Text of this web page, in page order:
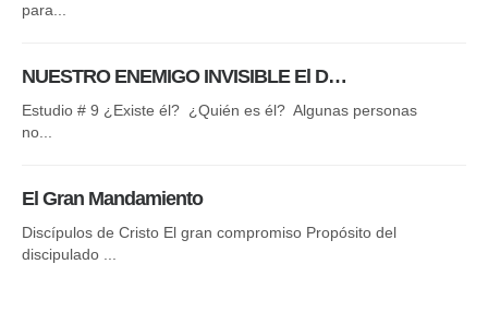
para...
NUESTRO ENEMIGO INVISIBLE El D…
Estudio # 9 ¿Existe él? ¿Quién es él? Algunas personas
no...
El Gran Mandamiento
Discípulos de Cristo El gran compromiso Propósito del
discipulado ...